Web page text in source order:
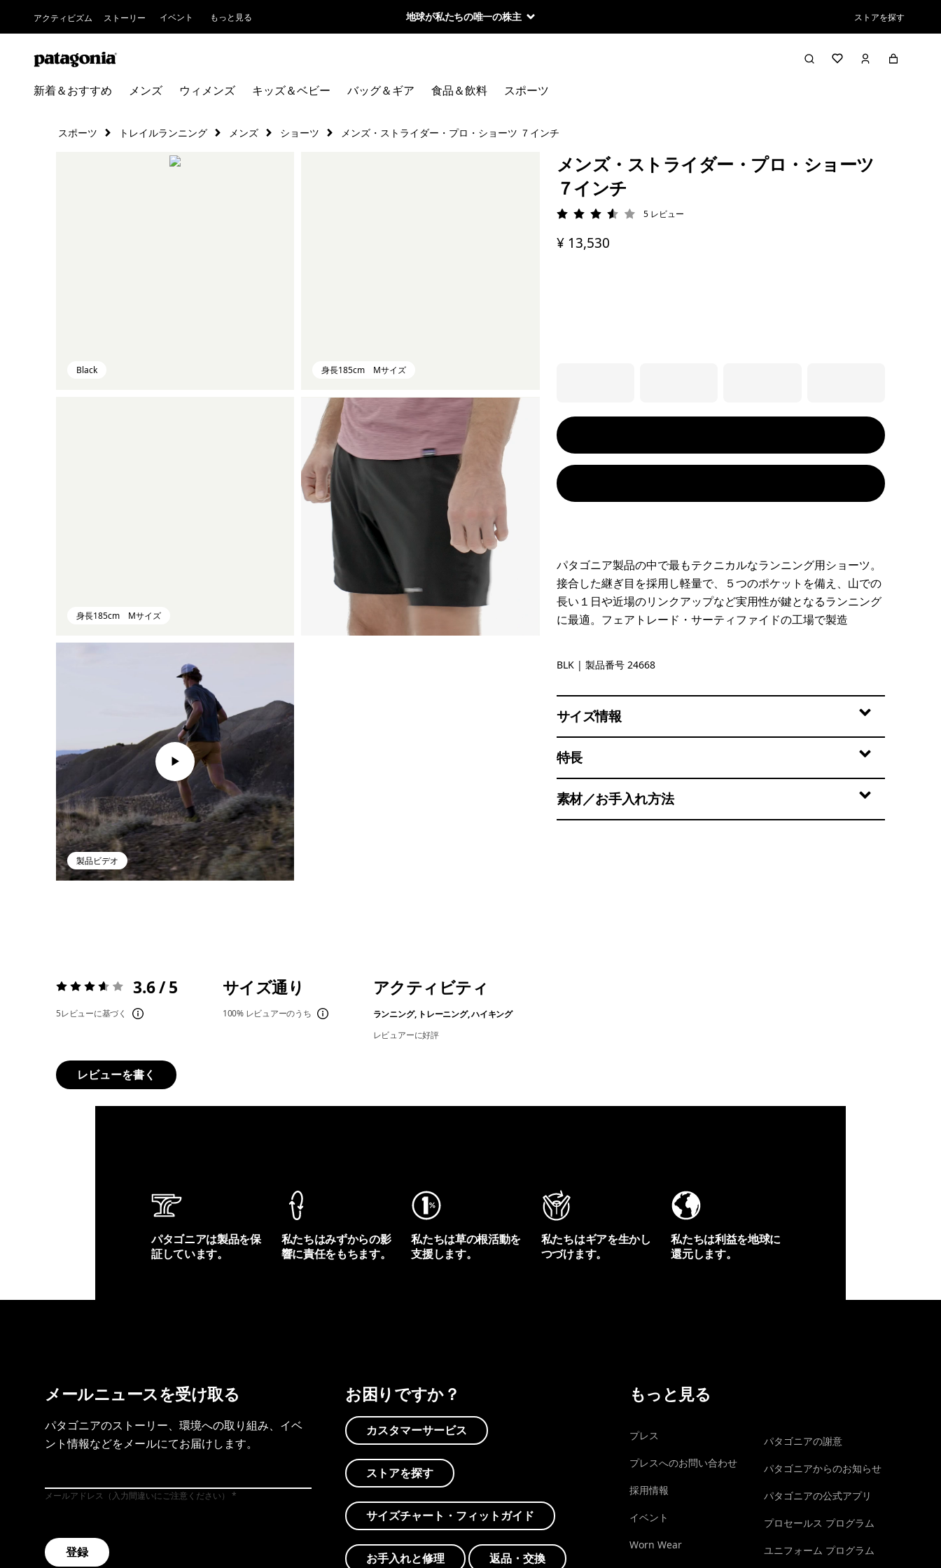
アクティビズム ストーリー イベント もっと見る 地球が私たちの唯一の株主 ストアを探す
新着＆おすすめ メンズ ウィメンズ キッズ＆ベビー バッグ＆ギア 食品＆飲料 スポーツ
スポーツ トレイルランニング メンズ ショーツ メンズ・ストライダー・プロ・ショーツ ７インチ
Black 身長185cm Mサイズ
身長185cm Mサイズ
製品ビデオ
メンズ・ストライダー・プロ・ショーツ
７インチ
評価: 3.6 / 5
5 レビュー
¥ 13,530
パタゴニア製品の中で最もテクニカルなランニング用ショーツ。
接合した継ぎ目を採用し軽量で、５つのポケットを備え、山での
長い１日や近場のリンクアップなど実用性が鍵となるランニング
に最適。フェアトレード・サーティファイドの工場で製造
Black
BLK | 製品番号 24668
サイズ情報
特長
素材／お手入れ方法
評価:3.6 / 5 3.6 / 5
5レビューに基づく
サイズ通り
100% レビュアーのうち
アクティビティ
ランニング, トレーニング, ハイキング
レビュアーに好評
レビューを書く
パタゴニアは製品を保
証しています。
私たちはみずからの影
響に責任をもちます。
私たちは草の根活動を
支援します。
私たちはギアを生かし
つづけます。
私たちは利益を地球に
還元します。
メールニュースを受け取る
パタゴニアのストーリー、環境への取り組み、イベ
ント情報などをメールにてお届けします。
メールアドレス（入力間違いにご注意ください）
登録
お困りですか？
カスタマーサービス
ストアを探す
サイズチャート・フィットガイド
お手入れと修理 返品・交換
もっと見る
プレス
プレスへのお問い合わせ
採用情報
イベント
Worn Wear
パタゴニアの謝意
パタゴニアからのお知らせ
パタゴニアの公式アプリ
プロセールス プログラム
ユニフォーム プログラム